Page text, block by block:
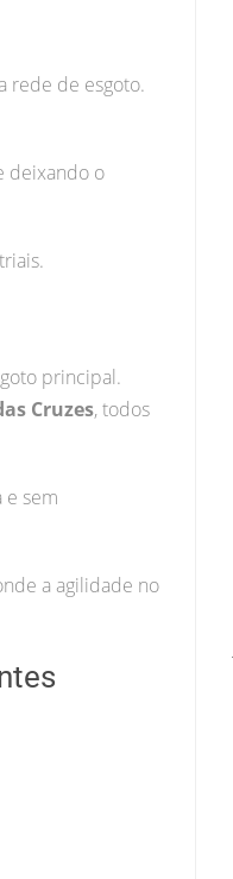
rede de esgoto.
deixando o
principal.
Cruzes, todos
sem
a agilidade no